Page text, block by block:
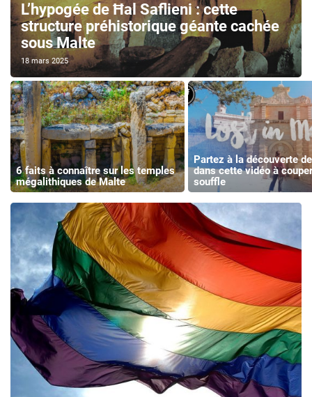
L’hypogée de Ħal Saflieni : cette
structure préhistorique géante cachée
sous Malte
18 mars 2025
6 faits à connaître sur les temples
mégalithiques de Malte
Partez à la découverte
dans cette vidéo à
souffle